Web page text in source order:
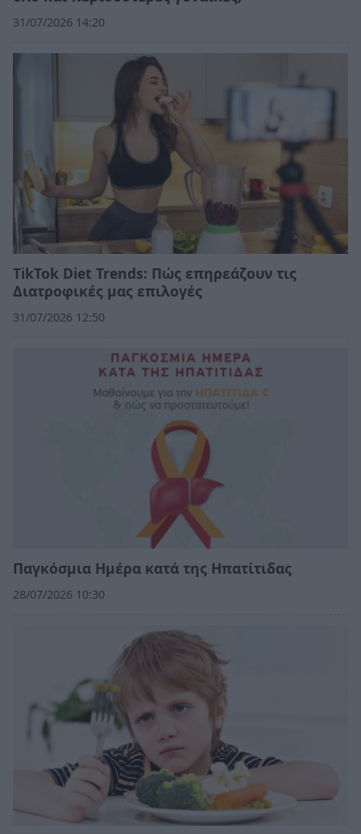
31/07/2026 14:20
TikTok Diet Trends: Πώς επηρεάζουν τις
Διατροφικές μας επιλογές
31/07/2026 12:50
Παγκόσμια Ημέρα κατά της Ηπατίτιδας
28/07/2026 10:30